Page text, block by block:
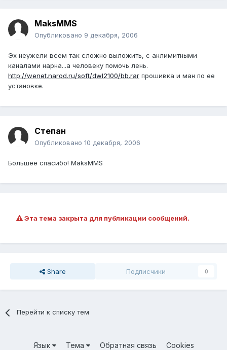
MaksMMS
Опубликовано 9 декабря, 2006
Эх неужели всем так сложно выложить, с анлимитными
каналами нарна...а человеку помочь лень.
http://wenet.narod.ru/soft/dwl2100/bb.rar прошивка и ман по ее
установке.
Степан
Опубликовано 10 декабря, 2006
Большее спасибо! MaksMMS
Эта тема закрыта для публикации сообщений.
Share Подписчики 0
Перейти к списку тем
Язык Тема Обратная связь Cookies